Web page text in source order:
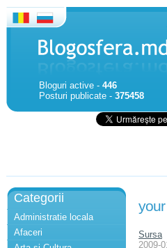
Bloguri active - 446
Posturi publicate - 375458
Categorii
Administratie locala
Afaceri
Sursa
2009-